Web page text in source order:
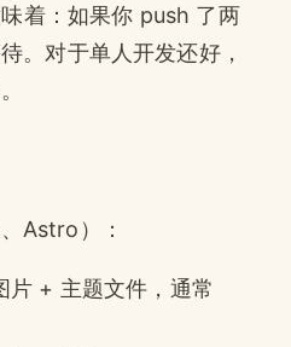
着：如果你 push 了两
。对于单人开发还好，
Astro）：
片 + 主题文件，通常